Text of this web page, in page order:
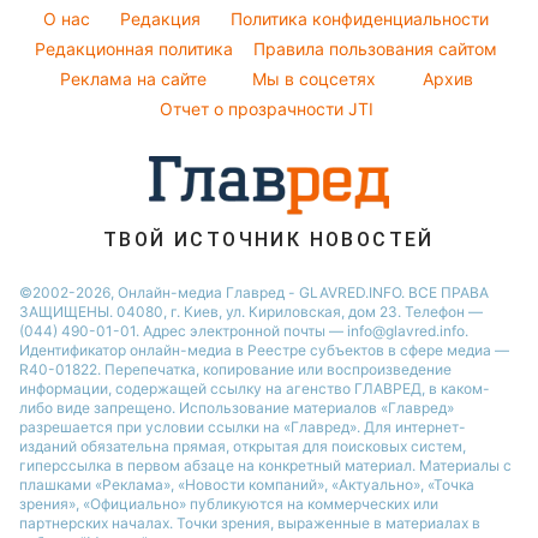
Новости Днепра
Пылевая буря
Тарифы
Курс валют
O нас Редакция
Политика конфиденциальности
Редакционная политика
Правила пользования сайтом
Реклама на сайте
Мы в соцсетях
Архив
Отчет о прозрачности JTI
ТВОЙ ИСТОЧНИК НОВОСТЕЙ
©2002-2026, Онлайн-медиа Главред - GLAVRED.INFO. ВСЕ ПРАВА
ЗАЩИЩЕНЫ. 04080, г. Киев, ул. Кириловская, дом 23. Телефон —
(044) 490-01-01. Адрес электронной почты — info@glavred.info.
Идентификатор онлайн-медиа в Реестре cубъектов в сфере медиа —
R40-01822. Перепечатка, копирование или воспроизведение
информации, содержащей ссылку на агенство ГЛАВРЕД, в каком-
либо виде запрещено. Использование материалов «Главред»
разрешается при условии ссылки на «Главред». Для интернет-
изданий обязательна прямая, открытая для поисковых систем,
гиперссылка в первом абзаце на конкретный материал. Материалы с
плашками «Реклама», «Новости компаний», «Актуально», «Точка
зрения», «Официально» публикуются на коммерческих или
партнерских началах. Точки зрения, выраженные в материалах в